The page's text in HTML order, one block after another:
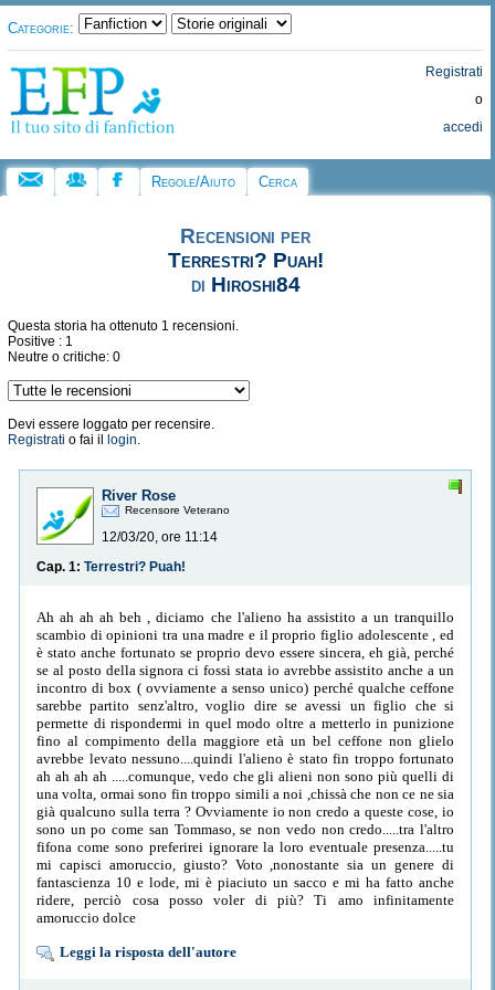
Categorie:
Registrati
o
accedi
Regole/Aiuto Cerca
Recensioni per
Terrestri? Puah!
di Hiroshi84
Questa storia ha ottenuto 1 recensioni.
Positive : 1
Neutre o critiche: 0
Devi essere loggato per recensire.
Registrati o fai il login.
River Rose
Recensore Veterano
12/03/20, ore 11:14
Cap. 1: Terrestri? Puah!
Ah ah ah ah beh , diciamo che l'alieno ha assistito a un tranquillo
scambio di opinioni tra una madre e il proprio figlio adolescente , ed
è stato anche fortunato se proprio devo essere sincera, eh già, perché
se al posto della signora ci fossi stata io avrebbe assistito anche a un
incontro di box ( ovviamente a senso unico) perché qualche ceffone
sarebbe partito senz'altro, voglio dire se avessi un figlio che si
permette di rispondermi in quel modo oltre a metterlo in punizione
fino al compimento della maggiore età un bel ceffone non glielo
avrebbe levato nessuno....quindi l'alieno è stato fin troppo fortunato
ah ah ah ah .....comunque, vedo che gli alieni non sono più quelli di
una volta, ormai sono fin troppo simili a noi ,chissà che non ce ne sia
già qualcuno sulla terra ? Ovviamente io non credo a queste cose, io
sono un po come san Tommaso, se non vedo non credo.....tra l'altro
fifona come sono preferirei ignorare la loro eventuale presenza.....tu
mi capisci amoruccio, giusto? Voto ,nonostante sia un genere di
fantascienza 10 e lode, mi è piaciuto un sacco e mi ha fatto anche
ridere, perciò cosa posso voler di più? Ti amo infinitamente
amoruccio dolce
Leggi la risposta dell'autore